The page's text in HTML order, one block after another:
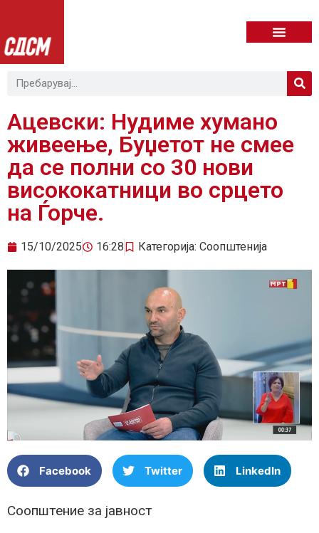
Ацевски: Нудиме хумано
живеење, Буџетот не смее
да се полни со 30 нови
висококатници во срцето
на Ѓорче.
15/10/2025 16:28 Категорија: Соопштенија
Facebook Twitter LinkedIn
Соопштение за јавност